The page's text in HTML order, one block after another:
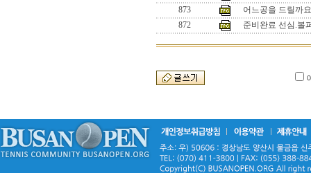
873
어느공을 드릴까요
872
준비완료 선심.볼